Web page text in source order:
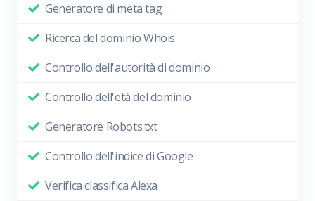
Generatore di meta tag
Ricerca del dominio Whois
Controllo dell'autorità di dominio
Controllo dell'età del dominio
Generatore Robots.txt
Controllo dell'indice di Google
Verifica classifica Alexa